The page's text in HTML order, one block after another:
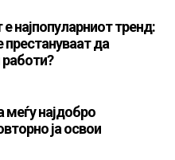
е најпопуларниот тренд:
престануваат да
работи?
меѓу најдобро
ја освои